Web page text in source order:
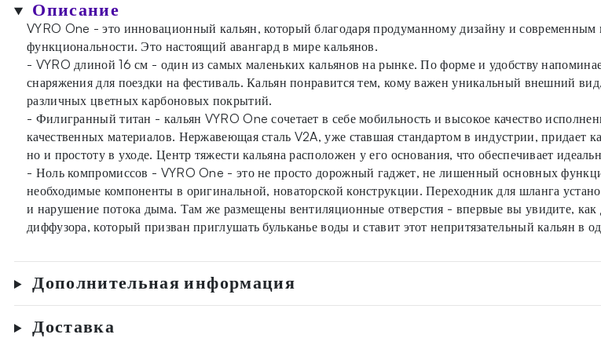
Описание
VYRO One - это инновационный кальян, который благодаря продуманному дизайну и современным
функциональности. Это настоящий авангард в мире кальянов.
- VYRO длиной 16 см - один из самых маленьких кальянов на рынке. По форме и удобству
снаряжения для поездки на фестиваль. Кальян понравится тем, кому важен уникальный внешний
различных цветных карбоновых покрытий.
- Филигранный титан - кальян VYRO One сочетает в себе мобильность и высокое качество
качественных материалов. Нержавеющая сталь V2A, уже ставшая стандартом в индустрии, придает
но и простоту в уходе. Центр тяжести кальяна расположен у его основания, что обеспечивает
- Ноль компромиссов - VYRO One - это не просто дорожный гаджет, не лишенный основных
необходимые компоненты в оригинальной, новаторской конструкции. Переходник для шланга
и нарушение потока дыма. Там же размещены вентиляционные отверстия - впервые вы увидите,
диффузора, который призван приглушать бульканье воды и ставит этот непритязательный кальян
Дополнительная информация
Доставка